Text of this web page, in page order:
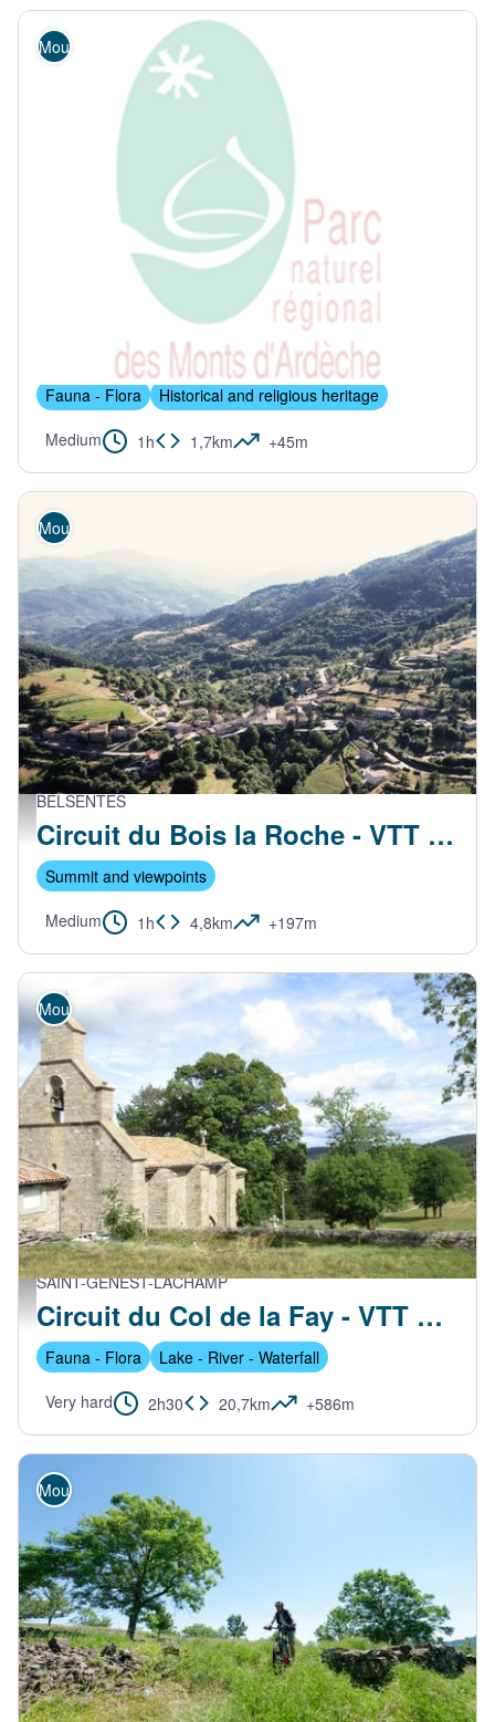
Mountain Bike
Fauna - Flora
Historical and religious heritage
Medium
1h 1,7km +45m
Mountain Bike
BELSENTES
Circuit du Bois la Roche - VTT FFC N°12 Bleu
Summit and viewpoints
Medium
1h 4,8km +197m
Mountain Bike
SAINT-GENEST-LACHAMP
Circuit du Col de la Fay - VTT FFC N°20 Noir
Fauna - Flora
Lake - River - Waterfall
Very hard
2h30 20,7km +586m
Mountain Bike